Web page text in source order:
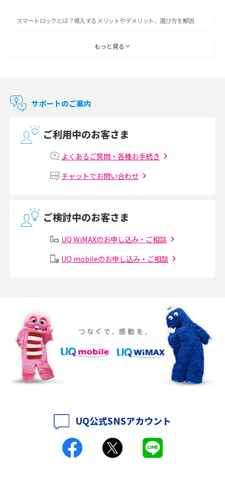
スマートロックとは？導入するメリットやデメリット、選び方を解説
スマートテレビとは？特徴や選び方、使い方をわかりやすく解説
マンションで使えるWi-Fiは？種類ごとの特徴や選び方を紹介
マンションで光回線の利用を始める手順は？設備状況の確認方法も解説
Wi-Fiルーターの設定方法をわかりやすく解説！事前に準備すべきものも紹
無線LANとは？メリット・デメリットや接続方法を解説
メッシュWi-Fiとは？仕組みやメリット・デメリット、中継機との違いを解
ポケット型Wi-Fiをレンタルするメリットとは？選び方や向いている方の特
徴も紹介
持ち運びできるポケット型Wi-Fiのおススメの選び方は？メリット・デメリ
ットも紹介
ポケット型Wi-Fiとは？通信の仕組みやメリット・デメリットを解説
工事不要！置くだけWi-Fiの特徴は？メリット・デメリットや選び方を解説
もっと見る
サポートのご案内
ご利用中のお客さま
よくあるご質問・各種お手続き
チャットでお問い合わせ
ご検討中のお客さま
UQ WiMAXのお申し込み・ご相談
UQ mobileのお申し込み・ご相談
UQ公式SNSアカウント